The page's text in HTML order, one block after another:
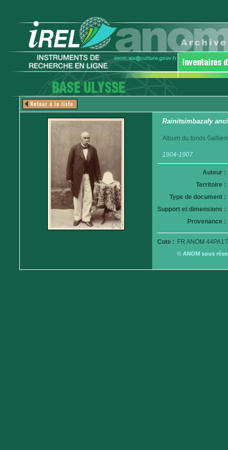
Rainitsimbazafy
Album du fonds
1904-1907
Auteur :
Territoire :
Type de document :
Support et dimensions :
Provenance :
Cote : FR ANOM
© ANOM sous